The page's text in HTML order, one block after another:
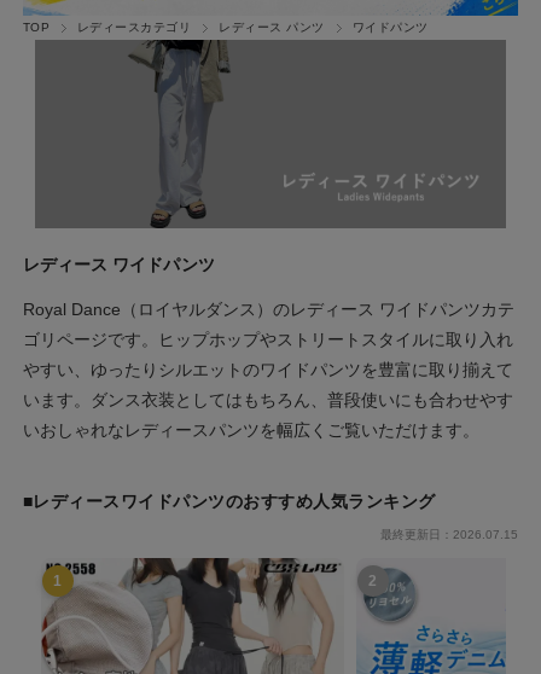
TOP レディースカテゴリ レディース パンツ ワイドパンツ
レディース ワイドパンツ
Royal Dance（ロイヤルダンス）のレディース ワイドパンツカテ
ゴリページです。ヒップホップやストリートスタイルに取り入れ
やすい、ゆったりシルエットのワイドパンツを豊富に取り揃えて
います。ダンス衣装としてはもちろん、普段使いにも合わせやす
いおしゃれなレディースパンツを幅広くご覧いただけます。
■レディースワイドパンツのおすすめ人気ランキング
最終更新日：2026.07.15
1 2